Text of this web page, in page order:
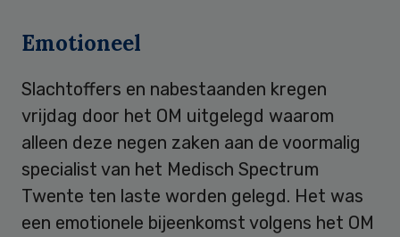
Emotioneel
Slachtoffers en nabestaanden kregen
vrijdag door het OM uitgelegd waarom
alleen deze negen zaken aan de voormalig
specialist van het Medisch Spectrum
Twente ten laste worden gelegd. Het was
een emotionele bijeenkomst volgens het OM